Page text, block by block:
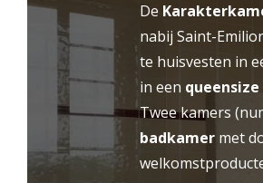
ONTVANGST
twintig kilometer van
het Château de Sanse zijn
toeristische of
voor uw evenementen als
Laat u betoveren door de
de rust en het idyllische
kasteelhotel nabij Saint-
De
nabij Saint-
te huisvesten in
in een queensize
Twee kamers
badkamer met